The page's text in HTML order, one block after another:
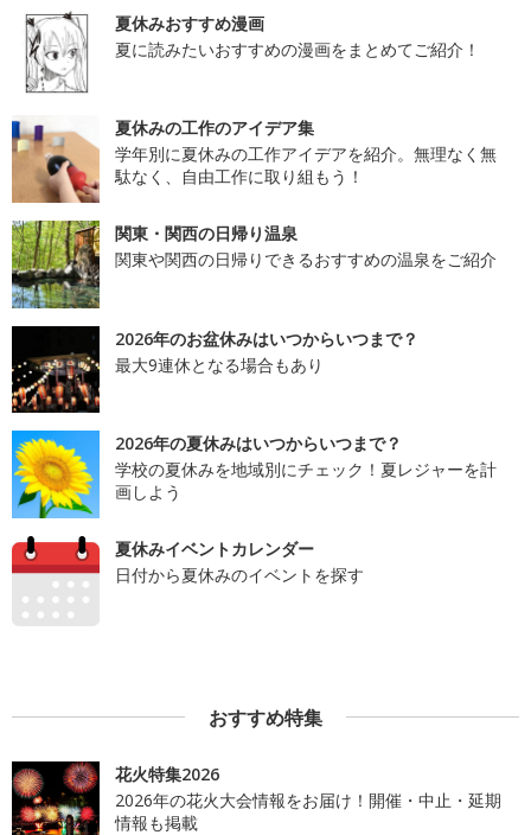
夏休みおすすめ漫画
夏に読みたいおすすめの漫画をまとめてご紹介！
夏休みの工作のアイデア集
学年別に夏休みの工作アイデアを紹介。無理なく無
駄なく、自由工作に取り組もう！
関東・関西の日帰り温泉
関東や関西の日帰りできるおすすめの温泉をご紹介
2026年のお盆休みはいつからいつまで？
最大9連休となる場合もあり
2026年の夏休みはいつからいつまで？
学校の夏休みを地域別にチェック！夏レジャーを計
画しよう
夏休みイベントカレンダー
日付から夏休みのイベントを探す
おすすめ特集
花火特集2026
2026年の花火大会情報をお届け！開催・中止・延期
情報も掲載